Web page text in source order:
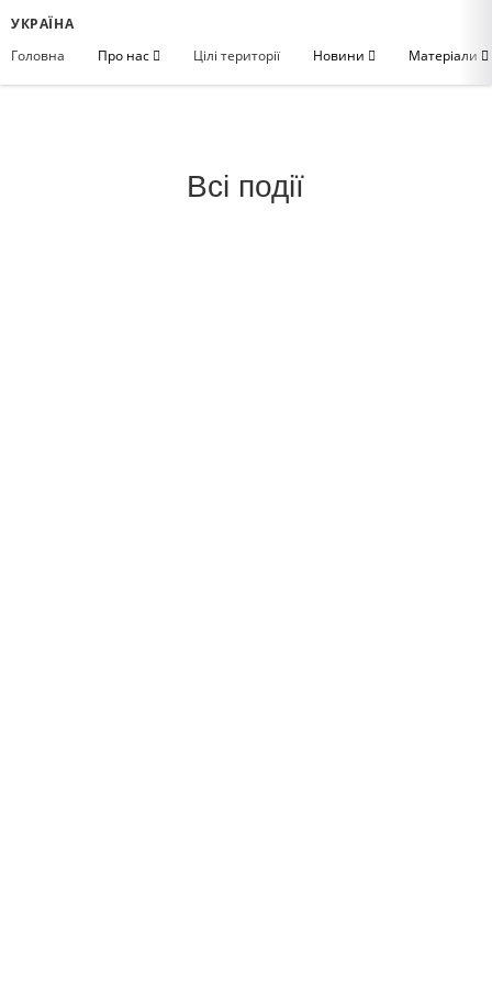
УКРАЇНА
Головна
Про нас Цілі території Новини Матеріали
Всі події